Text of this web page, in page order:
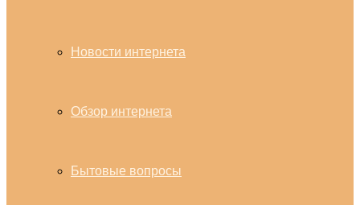
Новости интернета
Обзор интернета
Бытовые вопросы